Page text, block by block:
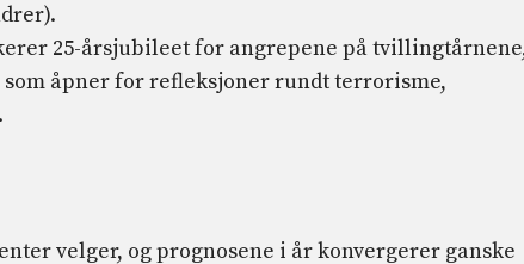
25-årsjubileet for angrepene på
åpner for refleksjoner rundt terrorisme,
velger, og prognosene i år konvergerer ganske